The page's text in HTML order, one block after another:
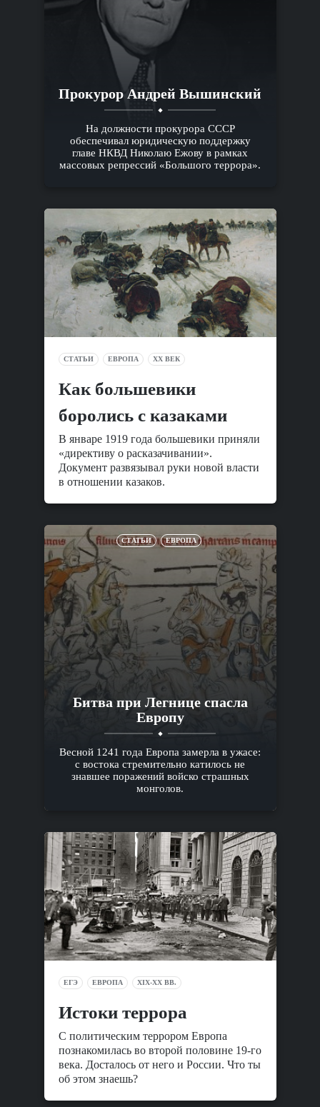
Прокурор Андрей Вышинский
На должности прокурора СССР
обеспечивал юридическую поддержку
главе НКВД Николаю Ежову в рамках
массовых репрессий «Большого террора».
СТАТЬИ ЕВРОПА XX ВЕК
Как большевики
боролись с казаками
В январе 1919 года большевики приняли
«директиву о расказачивании».
Документ развязывал руки новой власти
в отношении казаков.
СТАТЬИ ЕВРОПА
Битва при Легнице спасла
Европу
Весной 1241 года Европа замерла в ужасе:
с востока стремительно катилось не
знавшее поражений войско страшных
монголов.
ЕГЭ ЕВРОПА XIX-XX ВВ.
Истоки террора
С политическим террором Европа
познакомилась во второй половине 19-го
века. Досталось от него и России. Что ты
об этом знаешь?